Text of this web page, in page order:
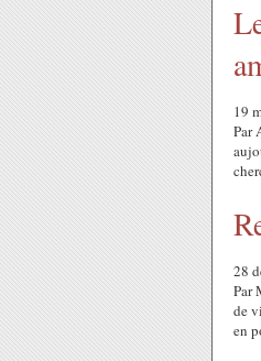
19
Par
28
Par
de
en